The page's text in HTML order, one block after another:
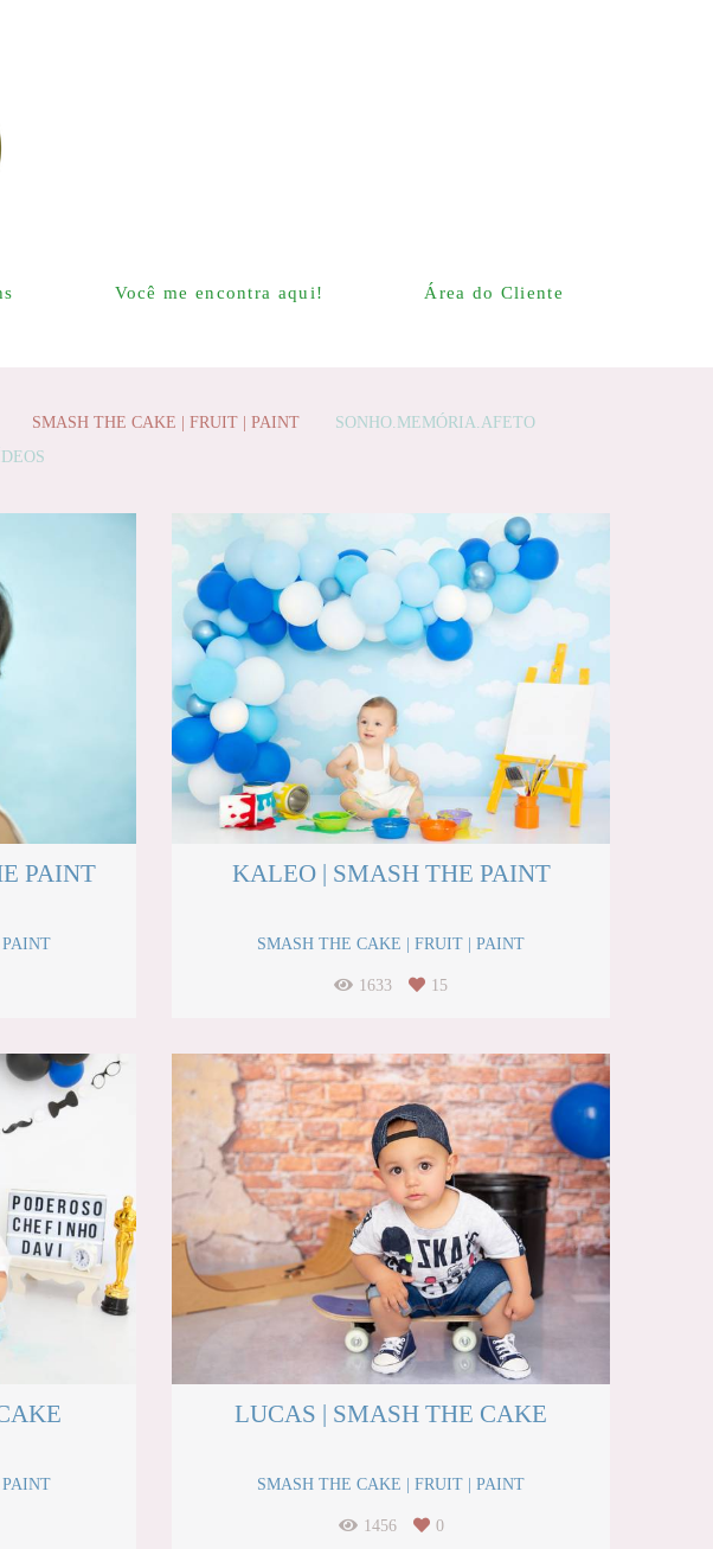
Você me encontra aqui! Área do Cliente
SMASH THE CAKE | FRUIT | PAINT
SONHO.MEMÓRIA.AFETO
PAINT KALEO | SMASH THE PAINT
SMASH THE CAKE | FRUIT | PAINT
1633 15
LUCAS | SMASH THE CAKE
SMASH THE CAKE | FRUIT | PAINT
1456 0